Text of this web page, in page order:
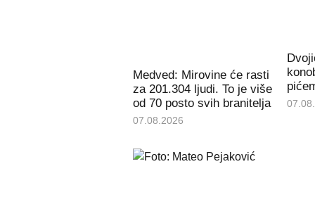
Medved: Mirovine će rasti
za 201.304 ljudi. To je više
od 70 posto svih branitelja
07.08.2026